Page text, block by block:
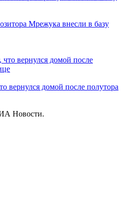
Мрежука внесли в базу
вернулся домой после полутора
Новости.